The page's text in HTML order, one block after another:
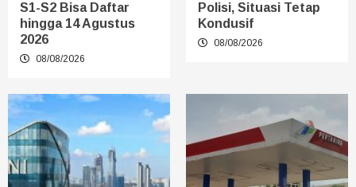
S1-S2 Bisa Daftar
hingga 14 Agustus
2026
08/08/2026
Polisi, Situasi Tetap
Kondusif
08/08/2026